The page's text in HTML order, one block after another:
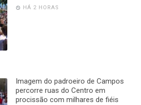
HÁ 2 HORAS
Imagem do padroeiro de Campos
percorre ruas do Centro em
procissão com milhares de fiéis